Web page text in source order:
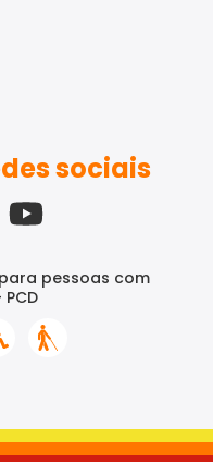
sociais
pessoas com